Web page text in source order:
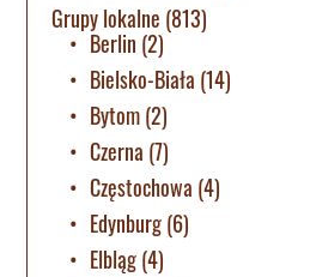
Grupy lokalne (813)
Berlin (2)
Bielsko-Biała (14)
Bytom(2)
Czerna (7)
Częstochowa (4)
Edynburg(6)
Elbląg(4)